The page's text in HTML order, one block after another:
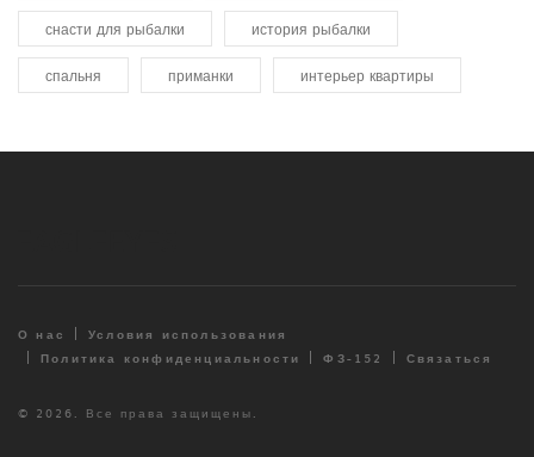
снасти для рыбалки история рыбалки
спальня приманки интерьер квартиры
О нас
Условия использования
Политика конфиденциальности
ФЗ-152 Связаться
© 2026. Все права защищены.